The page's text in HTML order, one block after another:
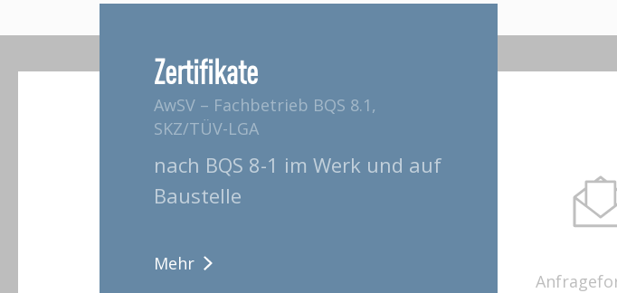
Zertifikate
AwSV – Fachbetrieb BQS 8.1,
SKZ/TÜV-LGA
nach BQS 8-1 im Werk und auf
Baustelle
Mehr